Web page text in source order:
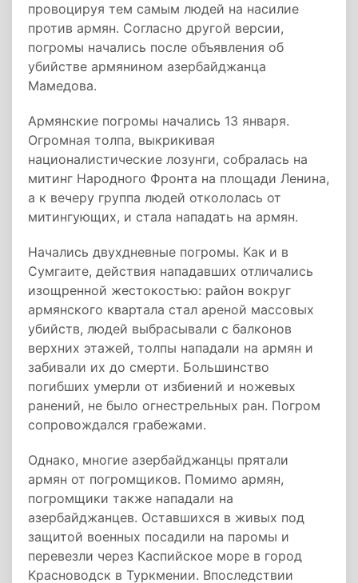
провоцируя тем самым людей на насилие
против армян. Согласно другой версии,
погромы начались после объявления об
убийстве армянином азербайджанца
Мамедова.
Армянские погромы начались 13 января.
Огромная толпа, выкрикивая
националистические лозунги, собралась на
митинг Народного Фронта на площади Ленина,
а к вечеру группа людей откололась от
митингующих, и стала нападать на армян.
Начались двухдневные погромы. Как и в
Сумгаите, действия нападавших отличались
изощренной жестокостью: район вокруг
армянского квартала стал ареной массовых
убийств, людей выбрасывали с балконов
верхних этажей, толпы нападали на армян и
забивали их до смерти. Большинство
погибших умерли от избиений и ножевых
ранений, не было огнестрельных ран. Погром
сопровождался грабежами.
Однако, многие азербайджанцы прятали
армян от погромщиков. Помимо армян,
погромщики также нападали на
азербайджанцев. Оставшихся в живых под
защитой военных посадили на паромы и
перевезли через Каспийское море в город
Красноводск в Туркмении. Впоследствии